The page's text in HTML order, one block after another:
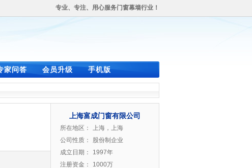
专业、专注、用心服务门窗幕墙行业！
家问答 会员升级 手机版
上海富成门窗有限公司
所在地区：
上海，上海
公司性质：
股份制企业
成立日期：
1997年
注册资金：
1000万